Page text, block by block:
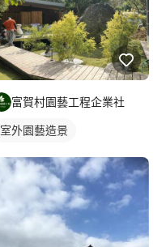
富賀村園藝工程企業社
室外園藝造景